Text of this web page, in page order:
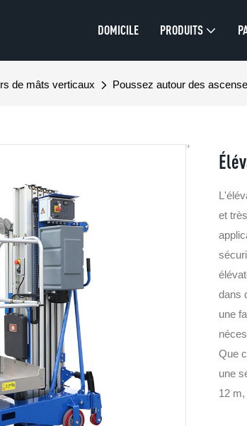
DOMICILE PRODUITS
de mâts verticaux Poussez autour des
et
dans
une
Que
une
12